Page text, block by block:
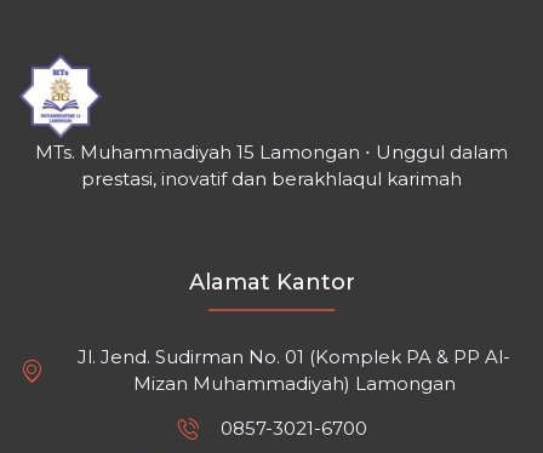
MTs. Muhammadiyah 15 Lamongan ⋅ Unggul dalam
prestasi, inovatif dan berakhlaqul karimah
Alamat Kantor
Jl. Jend. Sudirman No. 01 (Komplek PA & PP Al-
Mizan Muhammadiyah) Lamongan
0857-3021-6700